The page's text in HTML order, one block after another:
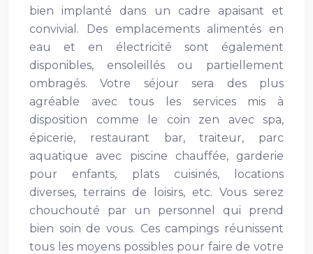
bien implanté dans un cadre apaisant et
convivial. Des emplacements alimentés en
eau et en électricité sont également
disponibles, ensoleillés ou partiellement
ombragés. Votre séjour sera des plus
agréable avec tous les services mis à
disposition comme le coin zen avec spa,
épicerie, restaurant bar, traiteur, parc
aquatique avec piscine chauffée, garderie
pour enfants, plats cuisinés, locations
diverses, terrains de loisirs, etc. Vous serez
chouchouté par un personnel qui prend
bien soin de vous. Ces campings réunissent
tous les moyens possibles pour faire de votre